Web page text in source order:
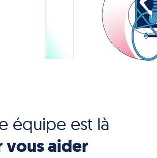
équipe est là
vous aider